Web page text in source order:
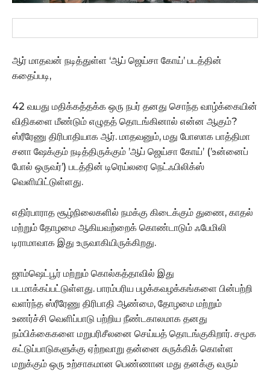
ஆர் மாதவன் நடித்துள்ள ‘ஆப் ஜெய்சா கோய்’ படத்தின்
கதைப்படி,
42 வயது மதிக்கத்தக்க ஒரு நபர் தனது சொந்த வாழ்க்கையின்
விதிகளை மீண்டும் எழுதத் தொடங்கினால் என்ன ஆகும்?
ஸ்ரீரேணு திரிபாதியாக ஆர். மாதவனும், மது போஸாக பாத்திமா
சனா ஷேக்கும் நடித்திருக்கும் ’ஆப் ஜெய்சா கோய்’ (’உன்னைப்
போல் ஒருவர்’) படத்தின் டிரெய்லரை நெட்ஃபிலிக்ஸ்
வெளியிட்டுள்ளது.
எதிர்பாராத சூழ்நிலைகளில் நமக்கு கிடைக்கும் துணை, காதல்
மற்றும் தோழமை ஆகியவற்றைக் கொண்டாடும் ஃபேமிலி
டிராமாவாக இது உருவாகியிருக்கிறது.
ஜாம்ஷெட்பூர் மற்றும் கொல்கத்தாவில் இது
படமாக்கப்பட்டுள்ளது. பாரம்பரிய பழக்கவழக்கங்களை பின்பற்றி
வளர்ந்த ஸ்ரீரேணு திரிபாதி ஆண்மை, தோழமை மற்றும்
உணர்ச்சி வெளிப்பாடு பற்றிய நீண்டகாலமாக தனது
நம்பிக்கைகளை மறுபரிசீலனை செய்யத் தொடங்குகிறார். சமூக
கட்டுப்பாடுகளுக்கு ஏற்றவாறு தன்னை சுருக்கிக் கொள்ள
மறுக்கும் ஒரு உற்சாகமான பெண்ணான மது தனக்கு வரும்